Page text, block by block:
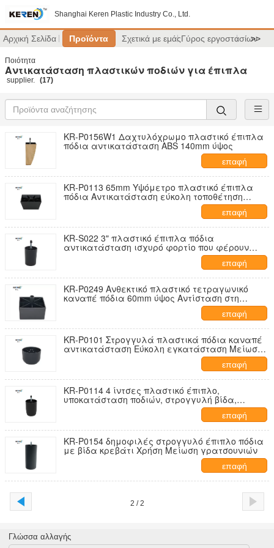
Shanghai Keren Plastic Industry Co., Ltd.
Αρχική Σελίδα Προϊόντα Σχετικά με εμάςΓύρος εργοστασίων
>>
Ποιότητα
Αντικατάσταση πλαστικών ποδιών για έπιπλα
supplier. (17)
KR-P0156W1 Δαχτυλόχρωμο πλαστικό έπιπλα
πόδια αντικατάσταση ABS 140mm ύψος
επαφή
KR-P0113 65mm Υψόμετρο πλαστικό έπιπλα
πόδια Αντικατάσταση εύκολη τοποθέτηση
επαφή
KR-S022 3" πλαστικό έπιπλα πόδια
αντικατάσταση ισχυρό φορτίο που φέρουν
επαφή
KR-P0249 Ανθεκτικό πλαστικό τετραγωνικό
καναπέ πόδια 60mm ύψος Αντίσταση στη
επαφή
KR-P0101 Στρογγυλά πλαστικά πόδια καναπέ
αντικατάσταση Εύκολη εγκατάσταση Μείωση
επαφή
KR-P0114 4 ίντσες πλαστικό έπιπλο,
υποκατάσταση ποδιών, στρογγυλή βίδα,
επαφή
KR-P0154 δημοφιλές στρογγυλό έπιπλο πόδια
με βίδα κρεβάτι Χρήση Μείωση γρατσουνιών
επαφή
2 / 2
Γλώσσα αλλαγής